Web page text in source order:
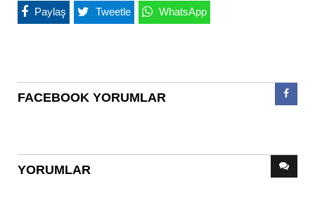
Paylaş Tweetle WhatsApp
FACEBOOK YORUMLAR
YORUMLAR